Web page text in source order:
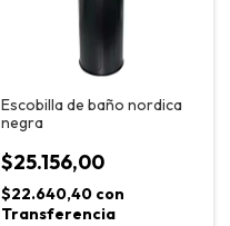
Escobilla de baño nordica
negra
$25.156,00
$22.640,40 con
Transferencia